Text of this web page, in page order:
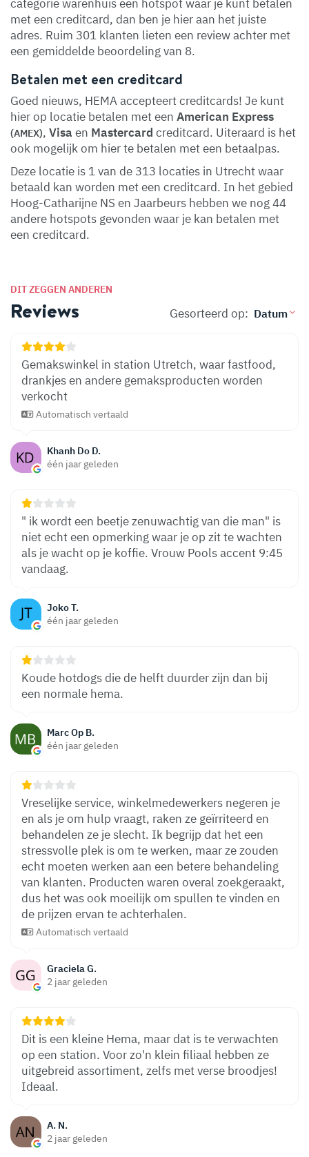
categorie warenhuis een hotspot waar je kunt betalen
met een creditcard, dan ben je hier aan het juiste
adres. Ruim 301 klanten lieten een review achter met
een gemiddelde beoordeling van 8.
Betalen met een creditcard
Goed nieuws, HEMA accepteert creditcards! Je kunt
hier op locatie betalen met een American Express
(AMEX), Visa en Mastercard creditcard. Uiteraard is het
ook mogelijk om hier te betalen met een betaalpas.
Deze locatie is 1 van de 313 locaties in Utrecht waar
betaald kan worden met een creditcard. In het gebied
Hoog-Catharijne NS en Jaarbeurs hebben we nog 44
andere hotspots gevonden waar je kan betalen met
een creditcard.
DIT ZEGGEN ANDEREN
Reviews Gesorteerd op:
Khanh Do D.
één jaar geleden
Gemakswinkel in station Utretch, waar fastfood,
drankjes en andere gemaksproducten worden
verkocht
Automatisch vertaald
Joko T.
één jaar geleden
" ik wordt een beetje zenuwachtig van die man" is
niet echt een opmerking waar je op zit te wachten
als je wacht op je koffie. Vrouw Pools accent 9:45
vandaag.
Marc Op B.
één jaar geleden
Koude hotdogs die de helft duurder zijn dan bij
een normale hema.
Graciela G.
2 jaar geleden
Vreselijke service, winkelmedewerkers negeren je
en als je om hulp vraagt, raken ze geïrriteerd en
behandelen ze je slecht. Ik begrijp dat het een
stressvolle plek is om te werken, maar ze zouden
echt moeten werken aan een betere behandeling
van klanten. Producten waren overal zoekgeraakt,
dus het was ook moeilijk om spullen te vinden en
de prijzen ervan te achterhalen.
Automatisch vertaald
A. N.
2 jaar geleden
Dit is een kleine Hema, maar dat is te verwachten
op een station. Voor zo'n klein filiaal hebben ze
uitgebreid assortiment, zelfs met verse broodjes!
Ideaal.